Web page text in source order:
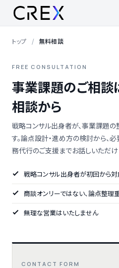
トップ 無料相談
FREE CONSULTATION
事業課題のご相談
相談から
戦略コンサル出身者が、事業課題
す。論点設計・進め方の検討から、
務代行のご支援までお話しいただけ
戦略コンサル出身者が初回から
商談オンリーではない、論点整理
無理な営業はいたしません
CONTACT FORM